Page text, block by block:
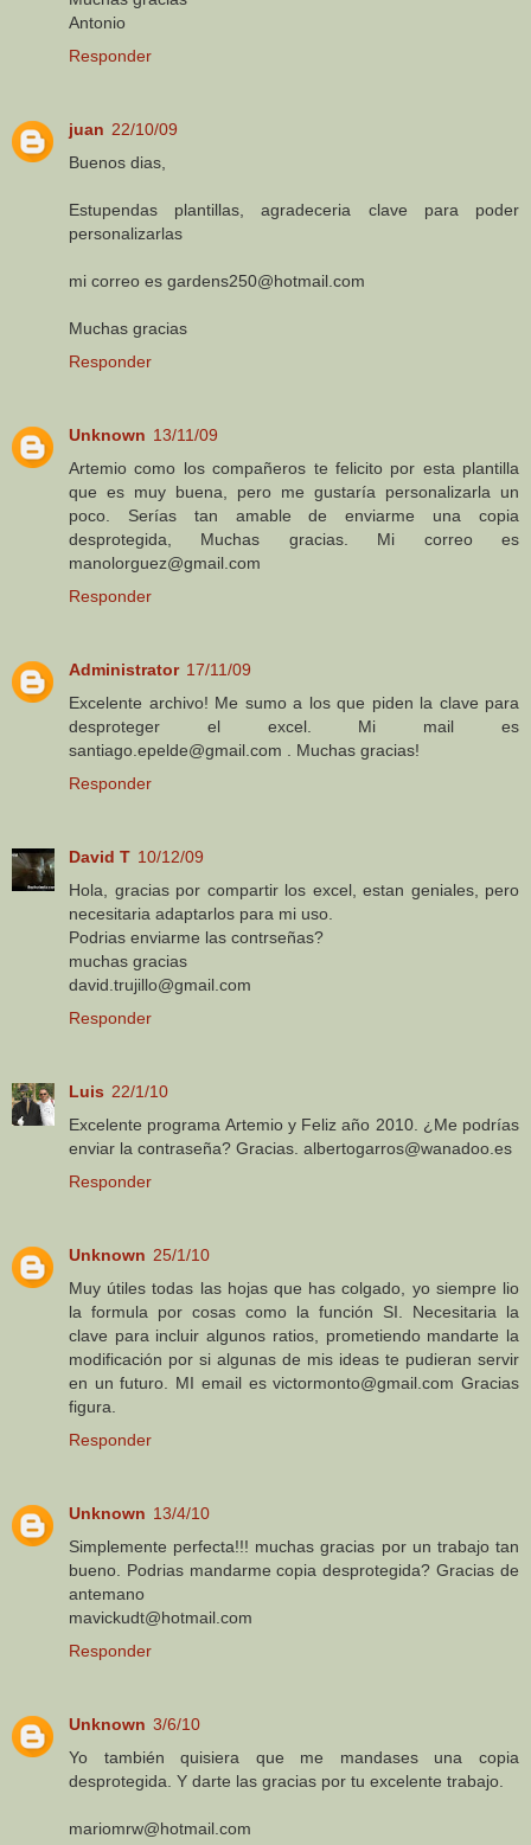
Antonio
Responder
juan 22/10/09
Buenos dias,
Estupendas plantillas, agradeceria clave para poder
personalizarlas
mi correo es gardens250@hotmail.com
Muchas gracias
Responder
Unknown 13/11/09
Artemio como los compañeros te felicito por esta plantilla
que es muy buena, pero me gustaría personalizarla un
poco. Serías tan amable de enviarme una copia
desprotegida, Muchas gracias. Mi correo es
manolorguez@gmail.com
Responder
Administrator 17/11/09
Excelente archivo! Me sumo a los que piden la clave para
desproteger el excel. Mi mail es
santiago.epelde@gmail.com . Muchas gracias!
Responder
David T 10/12/09
Hola, gracias por compartir los excel, estan geniales, pero
necesitaria adaptarlos para mi uso.
Podrias enviarme las contrseñas?
muchas gracias
david.trujillo@gmail.com
Responder
Luis 22/1/10
Excelente programa Artemio y Feliz año 2010. ¿Me podrías
enviar la contraseña? Gracias. albertogarros@wanadoo.es
Responder
Unknown 25/1/10
Muy útiles todas las hojas que has colgado, yo siempre lio
la formula por cosas como la función SI. Necesitaria la
clave para incluir algunos ratios, prometiendo mandarte la
modificación por si algunas de mis ideas te pudieran servir
en un futuro. MI email es victormonto@gmail.com Gracias
figura.
Responder
Unknown 13/4/10
Simplemente perfecta!!! muchas gracias por un trabajo tan
bueno. Podrias mandarme copia desprotegida? Gracias de
antemano
mavickudt@hotmail.com
Responder
Unknown 3/6/10
Yo también quisiera que me mandases una copia
desprotegida. Y darte las gracias por tu excelente trabajo.
mariomrw@hotmail.com